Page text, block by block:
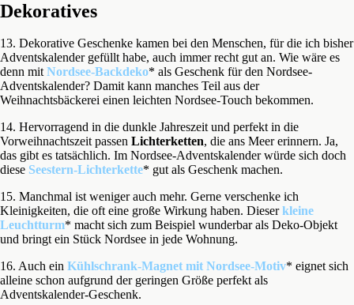
Dekoratives
13. Dekorative Geschenke kamen bei den Menschen, für die ich bisher
Adventskalender gefüllt habe, auch immer recht gut an. Wie wäre es
denn mit Nordsee-Backdeko* als Geschenk für den Nordsee-
Adventskalender? Damit kann manches Teil aus der
Weihnachtsbäckerei einen leichten Nordsee-Touch bekommen.
14. Hervorragend in die dunkle Jahreszeit und perfekt in die
Vorweihnachtszeit passen Lichterketten, die ans Meer erinnern. Ja,
das gibt es tatsächlich. Im Nordsee-Adventskalender würde sich doch
diese Seestern-Lichterkette* gut als Geschenk machen.
15. Manchmal ist weniger auch mehr. Gerne verschenke ich
Kleinigkeiten, die oft eine große Wirkung haben. Dieserkleine
Leuchtturm* macht sich zum Beispiel wunderbar als Deko-Objekt
und bringt ein Stück Nordsee in jede Wohnung.
16. Auch ein Kühlschrank-Magnet mit Nordsee-Motiv* eignet sich
alleine schon aufgrund der geringen Größe perfekt als
Adventskalender-Geschenk.